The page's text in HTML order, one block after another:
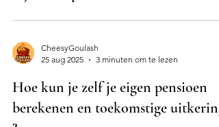
Mental Accounting Studio – Tool
bij de Deep Dive Series
CheesyGoulash
25 aug 2025
3 minuten om te lezen